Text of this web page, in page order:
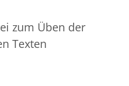
zum Üben der
Texten